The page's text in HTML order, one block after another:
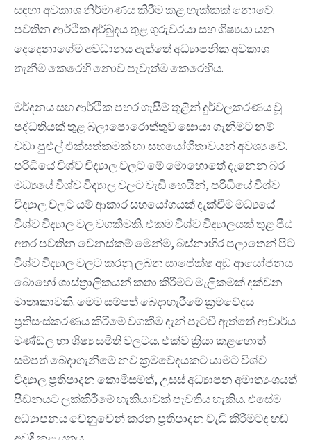
සඳහා අවකාශ නිර්මාණය කිරීම කළ හැක්කක් නොවේ.
පවතින ආර්ථික අර්බුදය තුළ ගුරුවරයා සහ ශිෂ්‍යයා යන
දෙදෙනාගේම අවධානය ඇත්තේ අධ්‍යාපනික අවකාශ
තැනීම කෙරෙහි නොව පැවැත්ම කෙරෙහිය.
මර්දනය සහ ආර්ථික පහර ගැසීම් තුළින් දුර්වලකරණය වූ
පද්ධතියක් තුළ බලාපොරොත්තුව සොයා ගැනීමට නම්
වඩා පුළුල් එක්සත්කමක් හා සහයෝගීතාවයන් අවශ්‍ය වේ.
පරිධියේ විශ්ව විද්‍යාල වලට මේ මොහොතේ දැනෙන බර
මධ්‍යයේ විශ්ව විද්‍යාල වලට වැඩි හෙයින්, පරිධියේ විශ්ව
විද්‍යාල වලට යම් ආකාර සහයෝගයක් දැක්වීම මධ්‍යයේ
විශ්ව විද්‍යාල වල වගකීමකි. එකම විශ්ව විද්‍යාලයක් තුළ පීඨ
අතර පවතින වෙනස්කම් මෙන්ම, බස්නාහිර පලාතෙන් පිට
විශ්ව විද්‍යාල වලට කරනු ලබන සාපේක්ෂ අඩු ආයෝජනය
බොහෝ ශාස්ත්‍රාලිකයන් කතා කිරීමට මැලිකමක් දක්වන
මාතෘකාවකි. මෙම සම්පත් බෙදාහැරීමේ ක්‍රමවේදය
ප්‍රතිසංස්කරණය කිරීමේ වගකීම දැන් පැටවී ඇත්තේ ආචාර්ය
මණ්ඩල හා ශිෂ්‍ය සමිති වලටය. එක්ව ක්‍රියා කළහොත්
සම්පත් බෙදාගැනීමේ නව ක්‍රමවේදයකට යාමට විශ්ව
විද්‍යාල ප්‍රතිපාදන කොමිසමත්, උසස් අධ්‍යාපන අමාත්‍යංශයත්
පීඩනයට ලක්කිරීමේ හැකියාවක් පැවතිය හැකිය. එසේම
අධ්‍යාපනය වෙනුවෙන් කරන ප්‍රතිපාදන වැඩි කිරීමටද හඬ